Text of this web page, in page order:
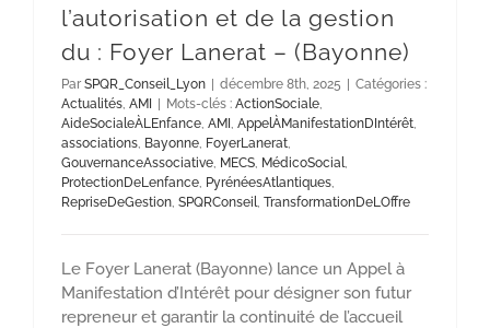
l’autorisation et de la gestion
du : Foyer Lanerat – (Bayonne)
Par SPQR_Conseil_Lyon décembre 8th, 2025
Catégories :
Actualités, AMI Mots-clés : ActionSociale,
AideSocialeÀLEnfance, AMI , AppelÀManifestationDIntérêt,
associations, Bayonne, FoyerLanerat,
GouvernanceAssociative, MECS, MédicoSocial,
ProtectionDeLenfance, PyrénéesAtlantiques,
RepriseDeGestion, SPQRConseil, TransformationDeLOffre
Le Foyer Lanerat (Bayonne) lance un Appel à
Manifestation d’Intérêt pour désigner son futur
repreneur et garantir la continuité de l’accueil